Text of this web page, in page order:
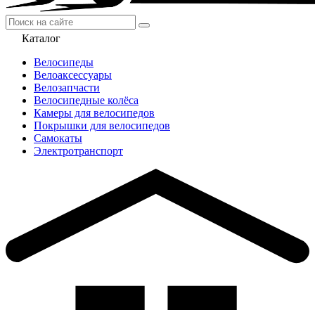
Каталог
Велосипеды
Велоаксессуары
Велозапчасти
Велосипедные колёса
Камеры для велосипедов
Покрышки для велосипедов
Самокаты
Электротранспорт